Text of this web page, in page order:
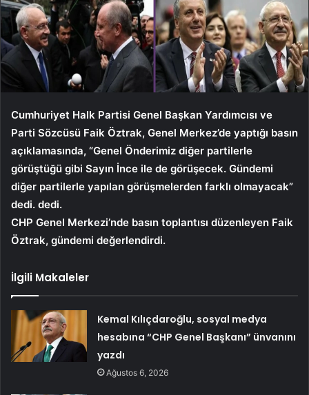
Cumhuriyet Halk Partisi Genel Başkan Yardımcısı ve
Parti Sözcüsü Faik Öztrak, Genel Merkez’de yaptığı basın
açıklamasında, “Genel Önderimiz diğer partilerle
görüştüğü gibi Sayın İnce ile de görüşecek. Gündemi
diğer partilerle yapılan görüşmelerden farklı olmayacak”
dedi. dedi.
CHP Genel Merkezi’nde basın toplantısı düzenleyen Faik
Öztrak, gündemi değerlendirdi.
İlgili Makaleler
Kemal Kılıçdaroğlu, sosyal medya
hesabına “CHP Genel Başkanı” ünvanını
yazdı
Ağustos 6, 2026